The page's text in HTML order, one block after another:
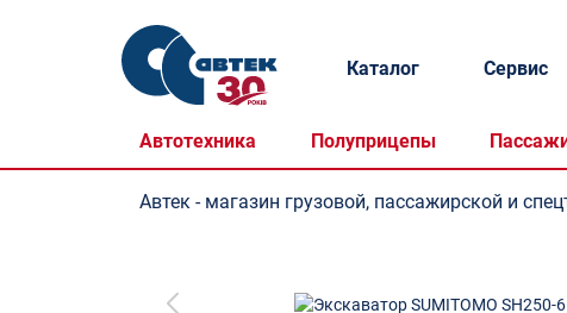
Каталог
Автотехника Полуприцепы
Сервис
Автек - магазин грузовой, пассажирской и